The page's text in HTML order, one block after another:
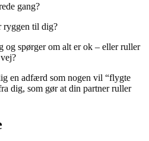
gang?
ryggen til dig?
og spørger om alt er ok – eller ruller
en adfærd som nogen vil “flygte
dig, som gør at din partner ruller